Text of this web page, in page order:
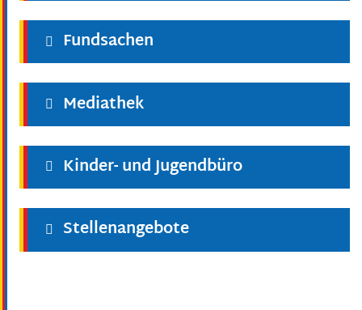
Fundsachen
Mediathek
Kinder- und Jugendbüro
Stellenangebote